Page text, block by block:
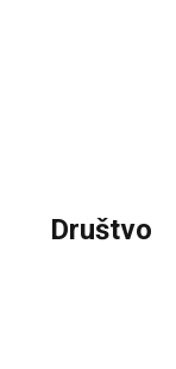
Društvo